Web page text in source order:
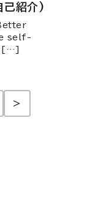
紹介)
self-
[…]
>
本語